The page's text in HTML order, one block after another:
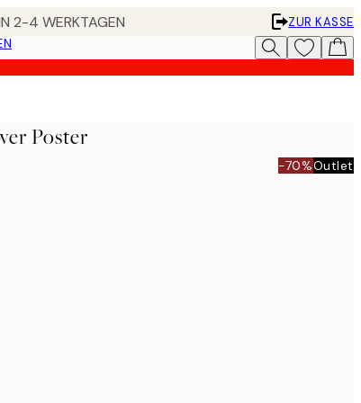
2-4 WERKTAGEN
ZUR KASSE
Poster
-70%Outlet